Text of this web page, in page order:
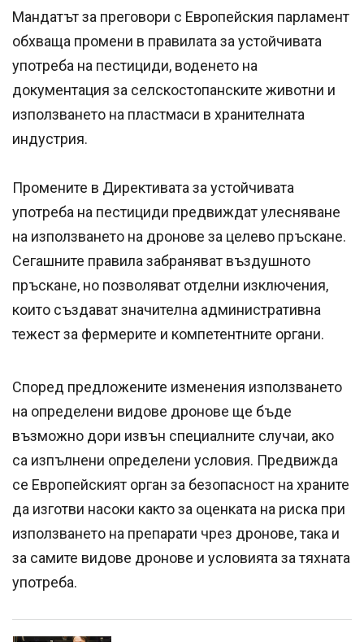
Мандатът за преговори с Европейския парламент
обхваща промени в правилата за устойчивата
употреба на пестициди, воденето на
документация за селскостопанските животни и
използването на пластмаси в хранителната
индустрия.
Промените в Директивата за устойчивата
употреба на пестициди предвиждат улесняване
на използването на дронове за целево пръскане.
Сегашните правила забраняват въздушното
пръскане, но позволяват отделни изключения,
които създават значителна административна
тежест за фермерите и компетентните органи.
Според предложените изменения използването
на определени видове дронове ще бъде
възможно дори извън специалните случаи, ако
са изпълнени определени условия. Предвижда
се Европейският орган за безопасност на храните
да изготви насоки както за оценката на риска при
използването на препарати чрез дронове, така и
за самите видове дронове и условията за тяхната
употреба.